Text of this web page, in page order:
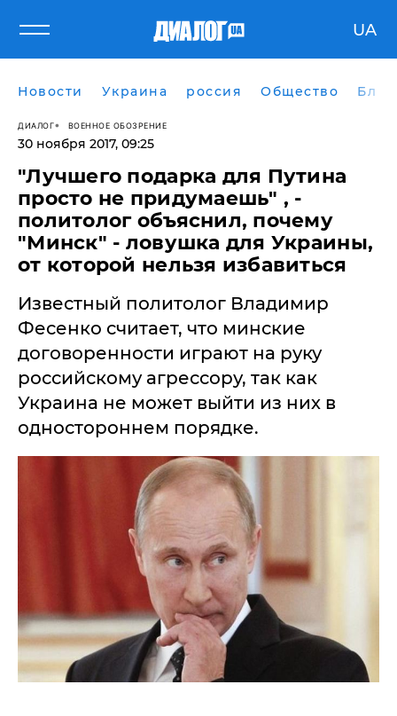
UA
Новости Украина россия Общество
ДИАЛОГ ВОЕННОЕ ОБОЗРЕНИЕ
30 ноября 2017, 09:25
"Лучшего подарка для Путина
просто не придумаешь" , -
политолог объяснил, почему
"Минск" - ловушка для Украины,
от которой нельзя избавиться
Известный политолог Владимир
Фесенко считает, что минские
договоренности играют на руку
российскому агрессору, так как
Украина не может выйти из них в
одностороннем порядке.